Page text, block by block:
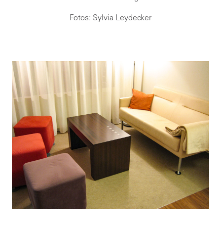
Fotos: Sylvia Leydecker